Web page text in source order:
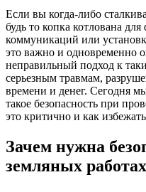
Если вы когда-либо
будь то копка котлована
коммуникаций или
это важно и одновременно
неправильный подход к
серьезным травмам,
времени и денег. Сегодня
такое безопасность при
это критично и как
Зачем нужна
земляных